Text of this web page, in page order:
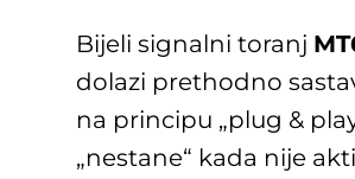
Bijeli signalni toranj
dolazi prethodno
na principu „plug &
„nestane“ kada nije